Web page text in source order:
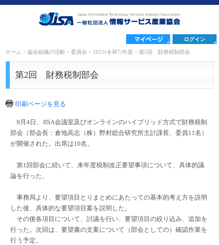
ログイン
ホーム >協会組織の活動 >委員会 >2025(令和7)年度 >第2回 財務税制部会
第2回 財務税制部会
印刷ページを見る
9月4日、JISA会議室及びオンラインのハイブリッド方式で財務税制
部会（部会長：倉地高志（株）野村総合研究所主計課長、委員11名）
が開催された。出席は10名。
第1回部会に続いて、来年度税制改正要望事項について、具体的議
論を行った。
事務局より、要望項目とりまとめにあたっての基本的考え方を説明
した後、具体的な要望項目案を説明した。
その後各項目について、討議を行い、要望項目の絞り込み、追加を
行った。次回は、要望書の文案について（部会としての）確認作業を
行う予定。